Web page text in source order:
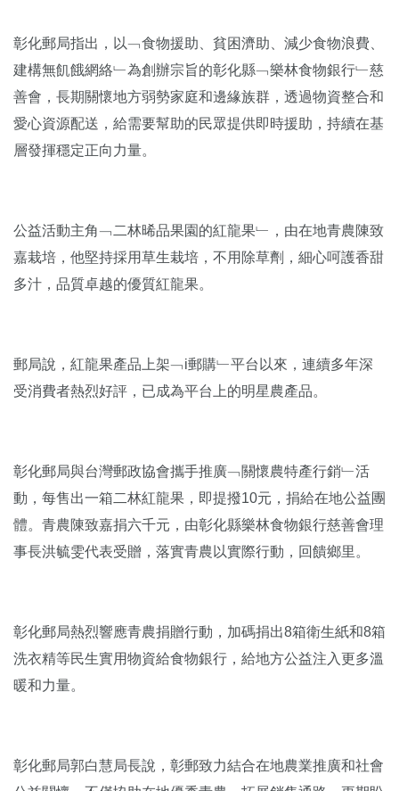
彰化郵局指出，以﹁食物援助、貧困濟助、減少食物浪費、
建構無飢餓網絡﹂為創辦宗旨的彰化縣﹁樂林食物銀行﹂慈
善會，長期關懷地方弱勢家庭和邊緣族群，透過物資整合和
愛心資源配送，給需要幫助的民眾提供即時援助，持續在基
層發揮穩定正向力量。
公益活動主角﹁二林晞品果園的紅龍果﹂，由在地青農陳致
嘉栽培，他堅持採用草生栽培，不用除草劑，細心呵護香甜
多汁，品質卓越的優質紅龍果。
郵局說，紅龍果產品上架﹁i郵購﹂平台以來，連續多年深
受消費者熱烈好評，已成為平台上的明星農產品。
彰化郵局與台灣郵政協會攜手推廣﹁關懷農特產行銷﹂活
動，每售出一箱二林紅龍果，即提撥10元，捐給在地公益團
體。青農陳致嘉捐六千元，由彰化縣樂林食物銀行慈善會理
事長洪毓雯代表受贈，落實青農以實際行動，回饋鄉里。
彰化郵局熱烈響應青農捐贈行動，加碼捐出8箱衛生紙和8箱
洗衣精等民生實用物資給食物銀行，給地方公益注入更多溫
暖和力量。
彰化郵局郭白慧局長說，彰郵致力結合在地農業推廣和社會